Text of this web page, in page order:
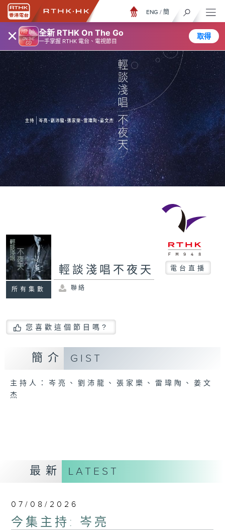
× 全新 RTHK On The Go
一手掌握 RTHK 電台、電視節目
取得
ENG / 簡
所有集數
輕談淺唱不夜天 電台直播
聯絡
您喜歡這個節目嗎?
簡介 GIST
主持人：岑亮、劉沛龍、張家樂、雷瑋陶、姜文
杰
最新 LATEST
07/08/2026
今集主持: 岑亮